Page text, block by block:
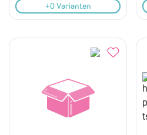
+0 Varianten